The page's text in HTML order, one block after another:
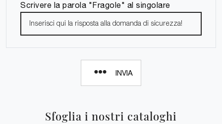
Sfoglia i nostri cataloghi
Scrivere la parola "Fragole" al singolare
INVIA